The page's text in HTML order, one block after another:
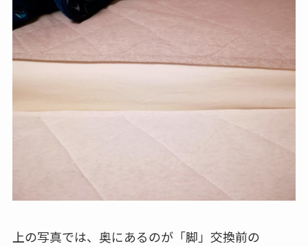
上の写真では、奥にあるのが「脚」交換前の